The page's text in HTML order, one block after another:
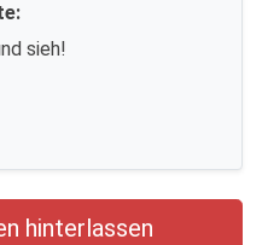
sieh!
hinterlassen